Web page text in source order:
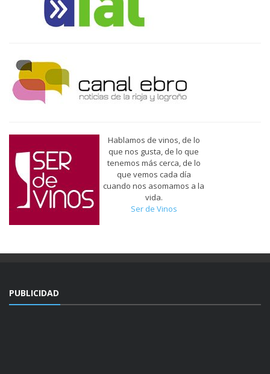
Hablamos de vinos, de lo
que nos gusta, de lo que
tenemos más cerca, de lo
que vemos cada día
cuando nos asomamos a la
vida.
Ser de Vinos
PUBLICIDAD